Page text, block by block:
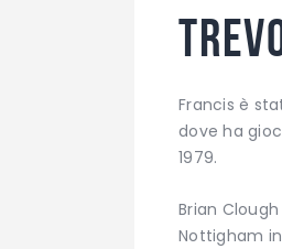
Francis è
dove ha
1979.
Brian
Nottigham